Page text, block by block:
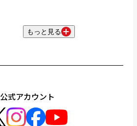
もっと見る
公式アカウント